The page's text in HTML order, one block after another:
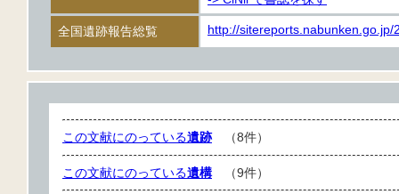
全国遺跡報告総覧 http://sitereports.nabunken.go.jp/
この文献にのっている遺跡（8件）
この文献にのっている遺構（9件）